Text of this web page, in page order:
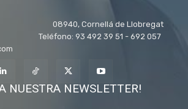
36 08940, Cornellá de Llobregat
93 492 39 51 - 692 057
NUESTRA NEWSLETTER!